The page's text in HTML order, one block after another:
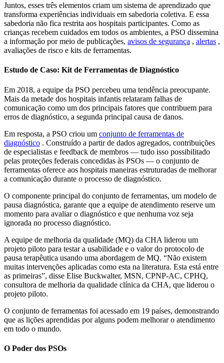
Juntos, esses três elementos criam um sistema de aprendizado que
transforma experiências individuais em sabedoria coletiva. E essa
sabedoria não fica restrita aos hospitais participantes. Como as
crianças recebem cuidados em todos os ambientes, a PSO dissemina
a informação por meio de publicações, avisos de segurança , alertas ,
avaliações de risco e kits de ferramentas.
Estudo de Caso: Kit de Ferramentas de Diagnóstico
Em 2018, a equipe da PSO percebeu uma tendência preocupante.
Mais da metade dos hospitais infantis relataram falhas de
comunicação como um dos principais fatores que contribuem para
erros de diagnóstico, a segunda principal causa de danos.
Em resposta, a PSO criou um conjunto de ferramentas de
diagnóstico . Construído a partir de dados agregados, contribuições
de especialistas e feedback de membros — tudo isso possibilitado
pelas proteções federais concedidas às PSOs — o conjunto de
ferramentas oferece aos hospitais maneiras estruturadas de melhorar
a comunicação durante o processo de diagnóstico.
O componente principal do conjunto de ferramentas, um modelo de
pausa diagnóstica, garante que a equipe de atendimento reserve um
momento para avaliar o diagnóstico e que nenhuma voz seja
ignorada no processo diagnóstico.
A equipe de melhoria da qualidade (MQ) da CHA liderou um
projeto piloto para testar a usabilidade e o valor do protocolo de
pausa terapêutica usando uma abordagem de MQ. “Não existem
muitas intervenções aplicadas como esta na literatura. Esta está entre
as primeiras”, disse Elise Buckwalter, MSN, CPNP-AC, CPHQ,
consultora de melhoria da qualidade clínica da CHA, que liderou o
projeto piloto.
O conjunto de ferramentas foi acessado em 19 países, demonstrando
que as lições aprendidas por alguns podem melhorar o atendimento
em todo o mundo.
O Poder dos PSOs